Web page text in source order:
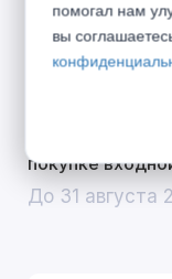
Открой двери
скидка 10%
покупке
До 31 августа
помогал нам
вы